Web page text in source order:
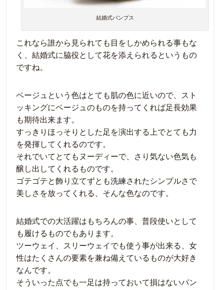
結婚式パンプス
これなら誰から見られても目をしかめられる事もな
く、結婚式に脇役として花を添えられるというもの
ですね。
ベージュという色はとても肌の色に近いので、スト
ッキングにベージュのものを持ってくれば足長効果
も期待出来ます。
すっきりほっそりとした足を演出する上でとても力
を発揮してくれるのです。
それでいてとてもヌーディーで、さり気ない色気も
醸し出してくれるものです。
ゴテゴテと飾り立てずとも洗練されたシンプルさで
美しさを放ってくれる、そんな色なのです。
結婚式での大活躍はもちろんの事、普段使いとして
も履けるものでもあります。
ツーウェイ、スリーウェイでも使う事が出来る、女
性はたくさんの要素を兼ね備えているものが大好き
なんです。
そういった点でも一足は持っておいて損はないパン